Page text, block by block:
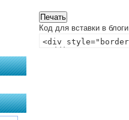
Код для вставки в блоги